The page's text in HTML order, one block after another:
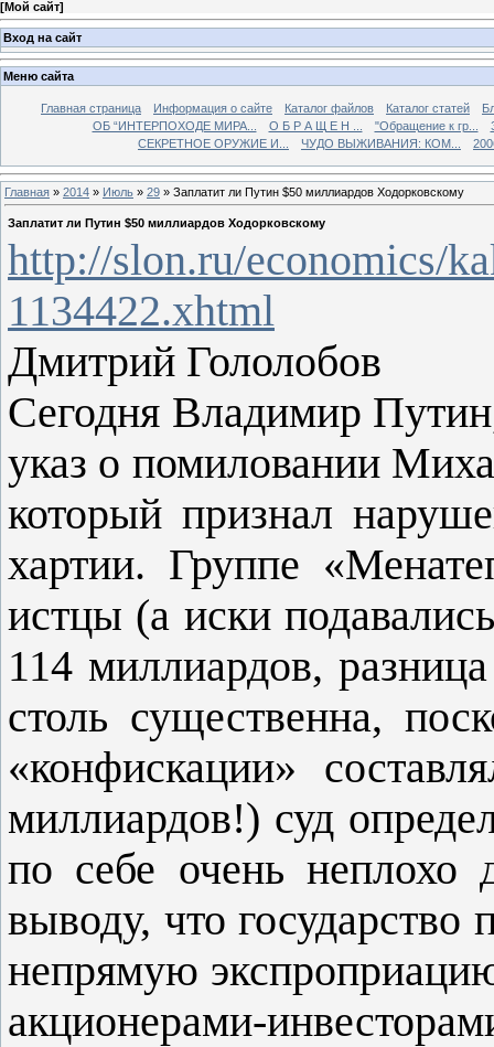
[Мой сайт]
Вход на сайт
Меню сайта
Главная страница Информация о сайте Каталог файлов Каталог статей
ОБ “ИНТЕРПОХОДЕ МИРА...
О Б Р А Щ Е Н ... "Обращение к гр...
СЕКРЕТНОЕ ОРУЖИЕ И...
ЧУДО ВЫЖИВАНИЯ: КОМ...
Главная » 2014 » Июль » 29 » Заплатит ли Путин $50 миллиардов Ходорковскому
Заплатит ли Путин $50 миллиардов Ходорковскому
http://slon.ru/economics/
1134422.xhtml
Дмитрий Гололобов
Сегодня Владимир
указ о помиловании
который признал
хартии. Группе
истцы (а иски
114 миллиардов,
столь существенна,
«конфискации»
миллиардов!) суд
по себе очень неплохо
выводу, что
непрямую
акционерами-